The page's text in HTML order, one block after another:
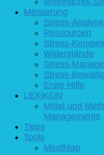
Meisterung
Stress-Analyse
Ressourcen
Stress-
Widerstände
Stress-
Stress-
Erste Hilfe
LEXIKON
Mittel und
Managements
Tipps
Tools
MindMap